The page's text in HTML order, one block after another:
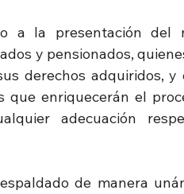
a la presentación del
y pensionados,
derechos adquiridos,
que enriquecerán el
adecuación
de manera